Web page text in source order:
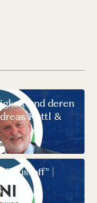
und deren
Köttl &
|